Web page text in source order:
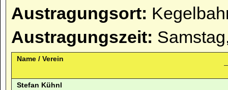
Austragungsort:
Austragungszeit:
Name / Verein
Stefan Kühnl